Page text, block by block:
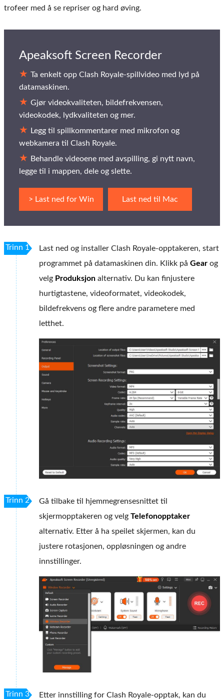
trofeer med å se repriser og hard øving.
Apeaksoft Screen Recorder
Ta enkelt opp Clash Royale-spillvideo med lyd på
datamaskinen.
Gjør videokvaliteten, bildefrekvensen,
videokodek, lydkvaliteten og mer.
Legg til spillkommentarer med mikrofon og
webkamera til Clash Royale.
Behandle videoene med avspilling, gi nytt navn,
legge til i mappen, dele og slette.
> Last ned for Win Last ned til Mac
Trinn 1
Last ned og installer Clash Royale-opptakeren, start
programmet på datamaskinen din. Klikk på Gear og
velg Produksjon alternativ. Du kan finjustere
hurtigtastene, videoformatet, videokodek,
bildefrekvens og flere andre parametere med
letthet.
Trinn 2
Gå tilbake til hjemmegrensesnittet til
skjermopptakeren og velg Telefonopptaker
alternativ. Etter å ha speilet skjermen, kan du
justere rotasjonen, oppløsningen og andre
innstillinger.
Trinn 3 Etter innstilling for Clash Royale-opptak, kan du